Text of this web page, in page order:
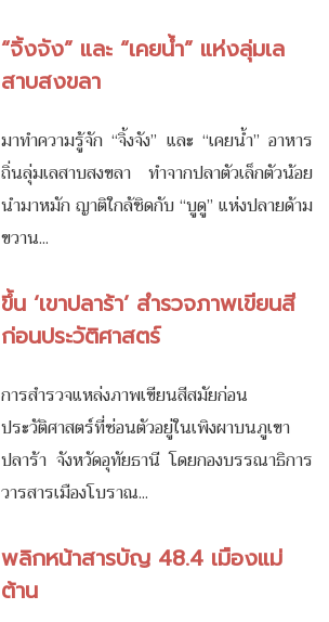
“จิ้งจัง” และ “เคยน้ำ” แห่งลุ่มเล
สาบสงขลา
มาทำความรู้จัก “จิ้งจัง” และ “เคยน้ำ” อาหาร
ถิ่นลุ่มเลสาบสงขลา ทำจากปลาตัวเล็กตัวน้อย
นำมาหมัก ญาติใกล้ชิดกับ “บูดู” แห่งปลายด้าม
ขวาน...
ขึ้น ‘เขาปลาร้า’ สำรวจภาพเขียนสี
ก่อนประวัติศาสตร์
การสำรวจแหล่งภาพเขียนสีสมัยก่อน
ประวัติศาสตร์ที่ซ่อนตัวอยู่ในเพิงผาบนภูเขา
ปลาร้า จังหวัดอุทัยธานี โดยกองบรรณาธิการ
วารสารเมืองโบราณ...
พลิกหน้าสารบัญ 48.4 เมืองแม่
ต้าน